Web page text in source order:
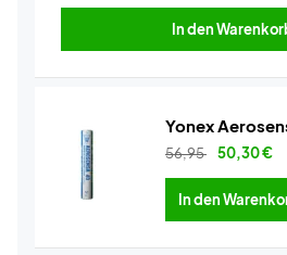
In den
Yonex
56,95 50,30€
In den